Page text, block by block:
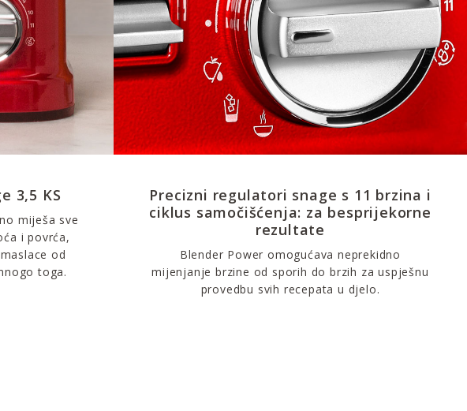
3,5 KS
miješa sve
i povrća,
od
toga.
Precizni regulatori snage s 11 brzina i
ciklus samočišćenja: za besprijekorne
rezultate
Blender Power omogućava neprekidno
mijenjanje brzine od sporih do brzih za uspješnu
provedbu svih recepata u djelo.